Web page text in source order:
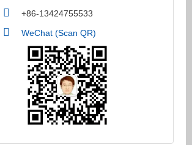
+86-13424755533
WeChat (Scan QR)